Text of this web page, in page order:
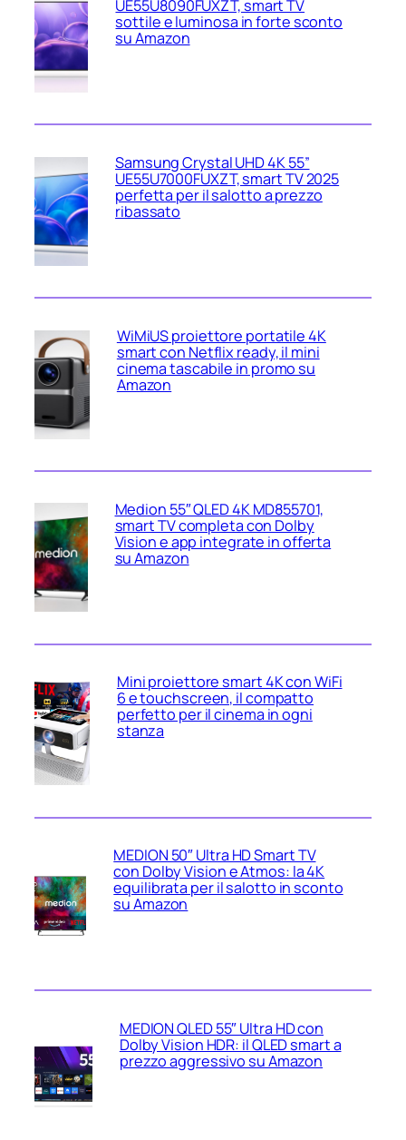
UE55U8090FUXZT, smart TV
sottile e luminosa in forte sconto
su Amazon
Samsung Crystal UHD 4K 55”
UE55U7000FUXZT, smart TV 2025
perfetta per il salotto a prezzo
ribassato
WiMiUS proiettore portatile 4K
smart con Netflix ready, il mini
cinema tascabile in promo su
Amazon
Medion 55″ QLED 4K MD855701,
smart TV completa con Dolby
Vision e app integrate in offerta
su Amazon
Mini proiettore smart 4K con WiFi
6 e touchscreen, il compatto
perfetto per il cinema in ogni
stanza
MEDION 50″ Ultra HD Smart TV
con Dolby Vision e Atmos: la 4K
equilibrata per il salotto in sconto
su Amazon
MEDION QLED 55″ Ultra HD con
Dolby Vision HDR: il QLED smart a
prezzo aggressivo su Amazon